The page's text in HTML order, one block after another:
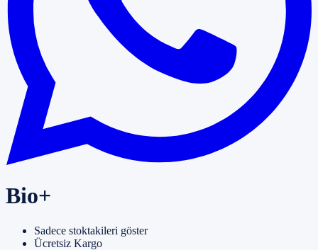
Bio+
Sadece stoktakileri göster
Ücretsiz Kargo